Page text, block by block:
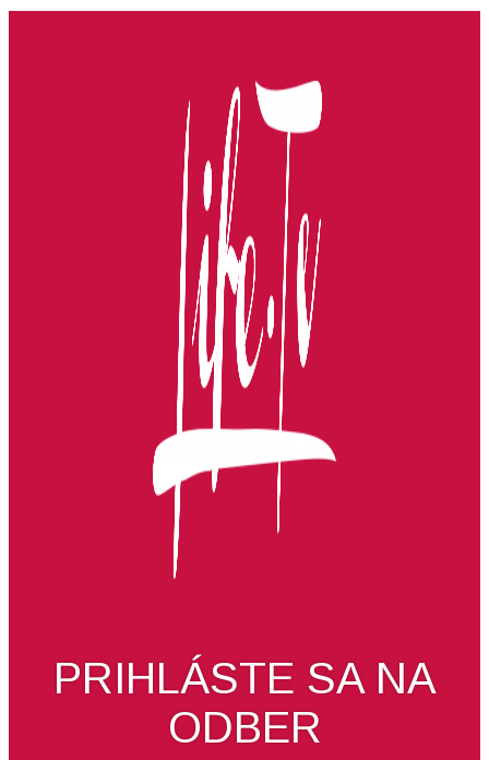
PRIHLÁSTE SA NA
ODBER